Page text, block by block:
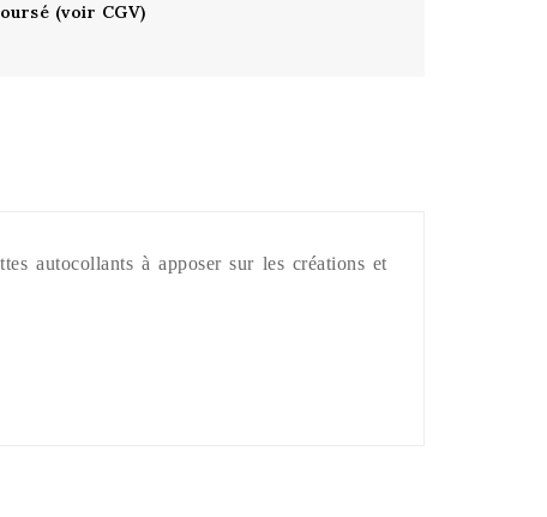
(voir CGV)
autocollants à apposer sur les créations et